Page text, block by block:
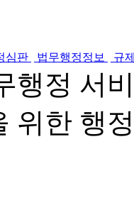
심판 법무행정정보 규
행정 서
위한 행